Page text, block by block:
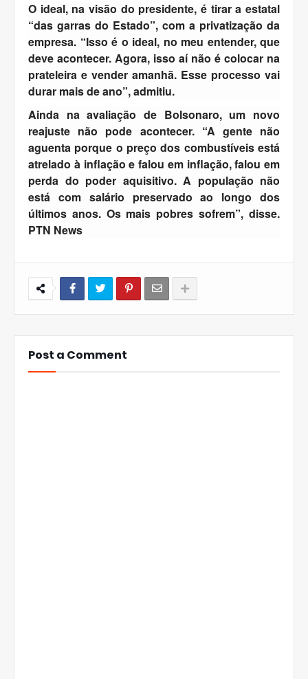
O ideal, na visão do presidente, é tirar a estatal
“das garras do Estado”, com a privatização da
empresa. “Isso é o ideal, no meu entender, que
deve acontecer. Agora, isso aí não é colocar na
prateleira e vender amanhã. Esse processo vai
durar mais de ano”, admitiu.
Ainda na avaliação de Bolsonaro, um novo
reajuste não pode acontecer. “A gente não
aguenta porque o preço dos combustíveis está
atrelado à inflação e falou em inflação, falou em
perda do poder aquisitivo. A população não
está com salário preservado ao longo dos
últimos anos. Os mais pobres sofrem”, disse.
PTN News
Post a Comment